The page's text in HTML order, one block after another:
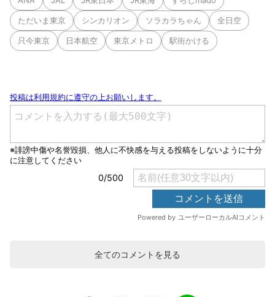
ただいま東京 シンカリオン ソラカラちゃん 全日空
只今東京 日本航空 東京メトロ 駅街かける
全てのコメントを見る